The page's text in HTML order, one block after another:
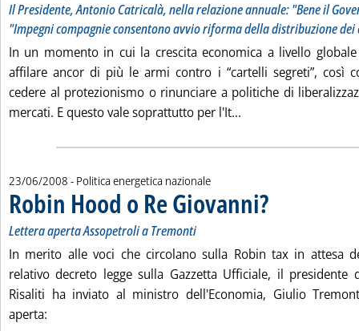
Il Presidente, Antonio Catricalà, nella relazione annuale: "Bene il
"Impegni compagnie consentono avvio riforma della distribuzione
In un momento in cui la crescita economica a livello
affilare ancor di più le armi contro i “cartelli segreti”, così
cedere al protezionismo o rinunciare a politiche di
mercati. E questo vale soprattutto per l'It...
23/06/2008 - Politica energetica nazionale
Robin Hood o Re Giovanni?. Sottotitolo: Lettera
. Pubblicata lunedì 23
Lettera aperta Assopetroli a Tremonti
In merito alle voci che circolano sulla Robin tax in attesa
relativo decreto legge sulla Gazzetta Ufficiale, il presidente
Risaliti ha inviato al ministro dell'Economia, Giulio
aperta: